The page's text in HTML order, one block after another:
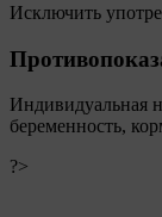
Исключить
Индивидуальная
беременность,
?>